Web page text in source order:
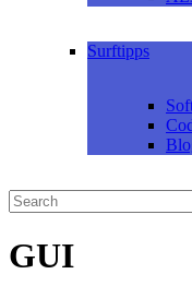
Surftipps
GUI